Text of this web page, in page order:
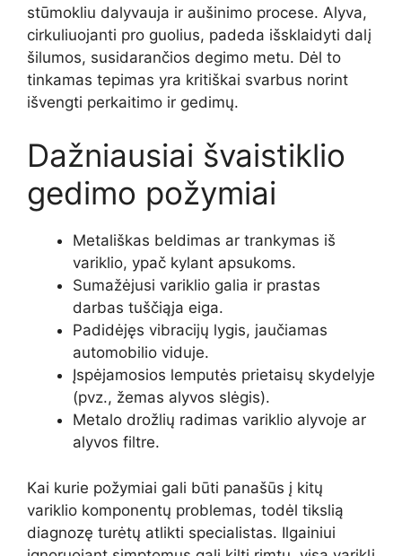
stūmokliu dalyvauja ir aušinimo procese. Alyva,
cirkuliuojanti pro guolius, padeda išsklaidyti dalį
šilumos, susidarančios degimo metu. Dėl to
tinkamas tepimas yra kritiškai svarbus norint
išvengti perkaitimo ir gedimų.
Dažniausiai švaistiklio
gedimo požymiai
Metališkas beldimas ar trankymas iš
variklio, ypač kylant apsukoms.
Sumažėjusi variklio galia ir prastas
darbas tuščiąja eiga.
Padidėjęs vibracijų lygis, jaučiamas
automobilio viduje.
Įspėjamosios lemputės prietaisų skydelyje
(pvz., žemas alyvos slėgis).
Metalo drožlių radimas variklio alyvoje ar
alyvos filtre.
Kai kurie požymiai gali būti panašūs į kitų
variklio komponentų problemas, todėl tikslią
diagnozę turėtų atlikti specialistas. Ilgainiui